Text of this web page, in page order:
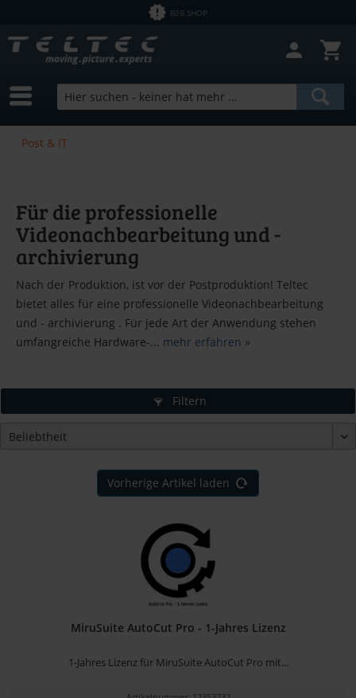
B2B SHOP
Post & IT
Für die professionelle
Videonachbearbeitung und -
archivierung
Nach der Produktion, ist vor der Postproduktion! Teltec
bietet alles für eine professionelle Videonachbearbeitung
und - archivierung . Für jede Art der Anwendung stehen
umfangreiche Hardware-... mehr erfahren »
Filtern
Vorherige Artikel laden
MiruSuite AutoCut Pro - 1-Jahres Lizenz
1-Jahres Lizenz für MiruSuite AutoCut Pro mit...